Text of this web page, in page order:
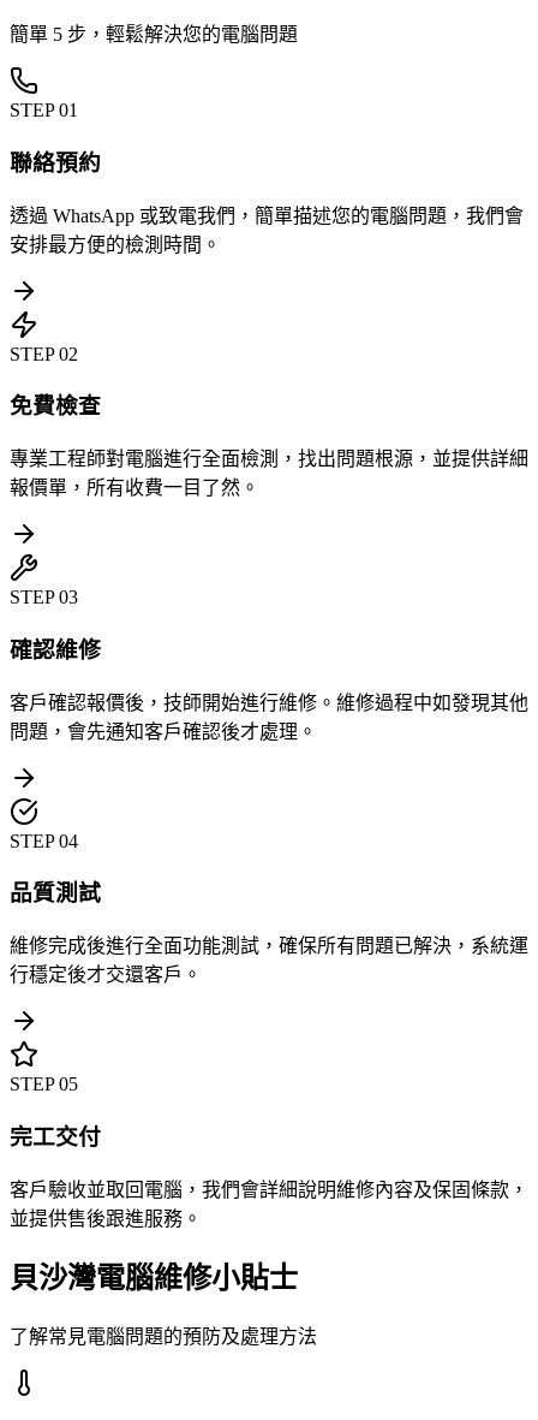
簡單 5 步，輕鬆解決您的電腦問題
STEP01
聯絡預約
透過 WhatsApp 或致電我們，簡單描述您的電腦問題，我們會
安排最方便的檢測時間。
STEP02
免費檢查
專業工程師對電腦進行全面檢測，找出問題根源，並提供詳細
報價單，所有收費一目了然。
STEP03
確認維修
客戶確認報價後，技師開始進行維修。維修過程中如發現其他
問題，會先通知客戶確認後才處理。
STEP04
品質測試
維修完成後進行全面功能測試，確保所有問題已解決，系統運
行穩定後才交還客戶。
STEP05
完工交付
客戶驗收並取回電腦，我們會詳細說明維修內容及保固條款，
並提供售後跟進服務。
貝沙灣電腦維修小貼士
了解常見電腦問題的預防及處理方法